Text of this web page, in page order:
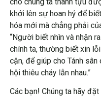
khởi lên sự hoan hỷ để
hóa mới mà chẳng phải
“Người biết nhìn và nhận
chính ta, thường biết xin
cận, để giúp cho Tánh
hội thiêu cháy lẫn nhau.”
Các bạn! Chúng ta hãy